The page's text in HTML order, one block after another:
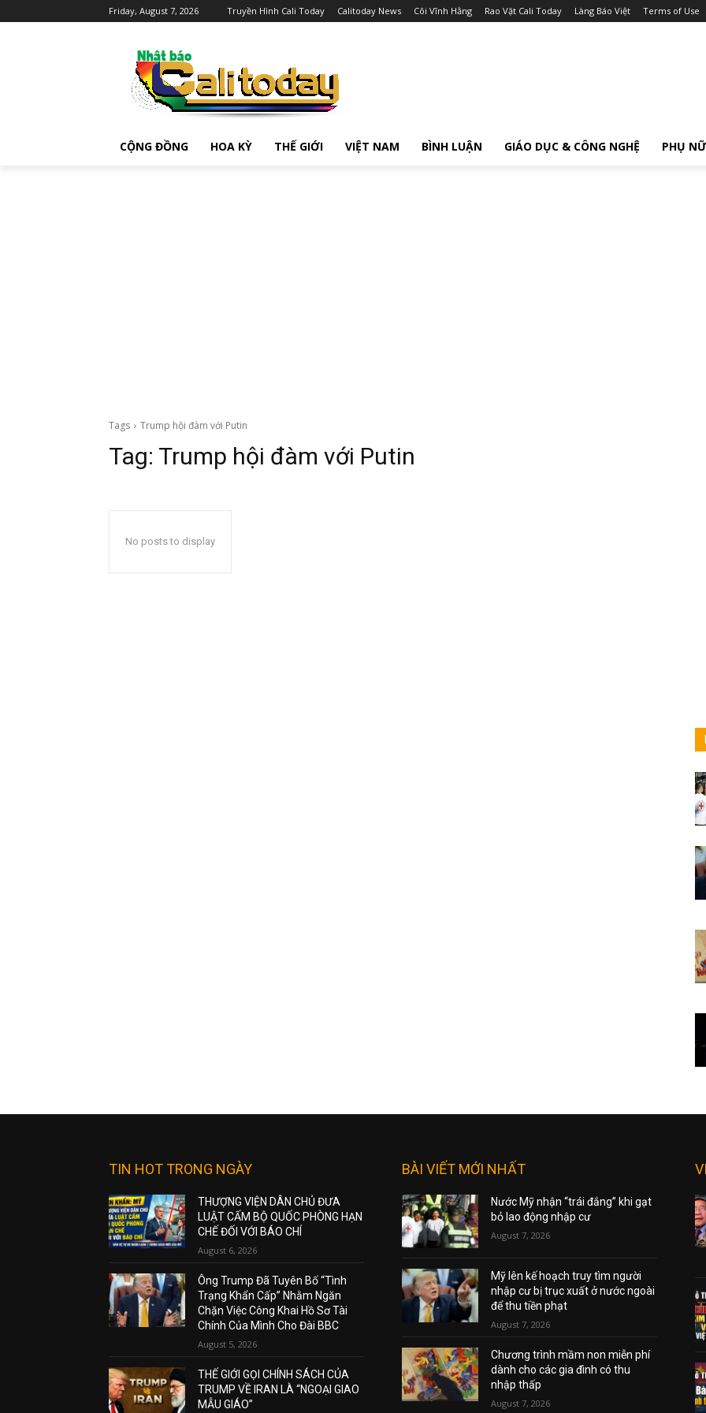
Friday, August 7, 2026 Truyền Hình Cali Today Calitoday News Cõi Vĩnh Hằng Rao Vặt Cali Today Làng Báo Việt Terms of Use
CỘNG ĐỒNG HOA KỲ THẾ GIỚI VIỆT NAM BÌNH LUẬN GIÁO DỤC & CÔNG NGHỆ PHỤ NỮ
Tags Trump hội đàm với Putin
Tag: Trump hội đàm với Putin
No posts to display
TIN HOT TRONG NGÀY
THƯỢNG VIỆN DÂN CHỦ ĐƯA
LUẬT CẤM BỘ QUỐC PHÒNG HẠN
CHẾ ĐỐI VỚI BÁO CHÍ
August 6, 2026
Ông Trump Đã Tuyên Bố “Tình
Trạng Khẩn Cấp” Nhằm Ngăn
Chặn Việc Công Khai Hồ Sơ Tài
Chính Của Mình Cho Đài BBC
August 5, 2026
THẾ GIỚI GỌI CHÍNH SÁCH CỦA
TRUMP VỀ IRAN LÀ “NGOẠI GIAO
MẪU GIÁO”
BÀI VIẾT MỚI NHẤT
Nước Mỹ nhận “trái đắng” khi gạt
bỏ lao động nhập cư
August 7, 2026
Mỹ lên kế hoạch truy tìm người
nhập cư bị trục xuất ở nước ngoài
để thu tiền phạt
August 7, 2026
Chương trình mầm non miễn phí
dành cho các gia đình có thu
nhập thấp
August 7, 2026